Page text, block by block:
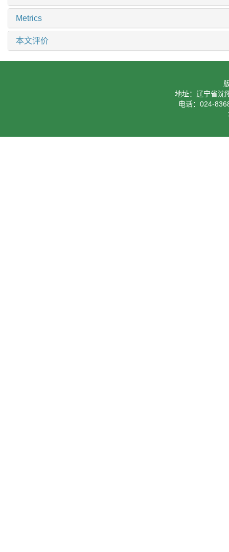
Metrics
本文评价
地址：辽宁省沈
电话：024-